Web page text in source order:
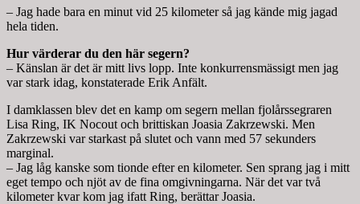
– Jag hade bara en minut vid 25 kilometer så jag kände mig jagad
hela tiden.
Hur värderar du den här segern?
– Känslan är det är mitt livs lopp. Inte konkurrensmässigt men jag
var stark idag, konstaterade Erik Anfält.
I damklassen blev det en kamp om segern mellan fjolårssegraren
Lisa Ring, IK Nocout och brittiskan Joasia Zakrzewski. Men
Zakrzewski var starkast på slutet och vann med 57 sekunders
marginal.
– Jag låg kanske som tionde efter en kilometer. Sen sprang jag i mitt
eget tempo och njöt av de fina omgivningarna. När det var två
kilometer kvar kom jag ifatt Ring, berättar Joasia.